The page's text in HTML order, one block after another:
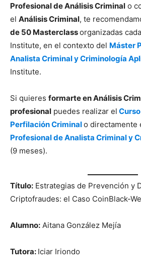
Profesional de Análisis Criminal o
el Análisis Criminal, te
de 50 Masterclassorganizadas
Institute, en el contexto del Máster
Analista Criminal y Criminología
Institute.
Si quieres formarte en Análisis
profesional puedes realizar el
Perfilación Criminalo directamente
Profesional de Analista Criminal y
(9 meses).
Título: Estrategias de Prevención y
Criptofraudes: el Caso CoinBlack-
Alumno: Aitana González Mejía
Tutora: Iciar Iriondo